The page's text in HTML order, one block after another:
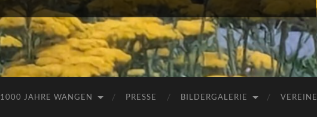
1000 JAHRE WANGEN PRESSE BILDERGALERIE VEREINE